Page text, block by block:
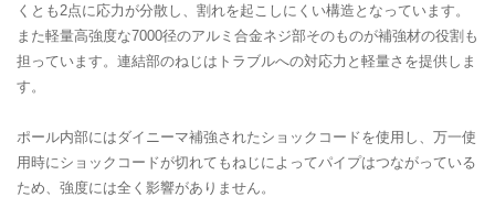
くとも2点に応力が分散し、割れを起こしにくい構造となっています。
また軽量高強度な7000径のアルミ合金ネジ部そのものが補強材の役割も
担っています。連結部のねじはトラブルへの対応力と軽量さを提供しま
す。
ポール内部にはダイニーマ補強されたショックコードを使用し、万一使
用時にショックコードが切れてもねじによってパイプはつながっている
ため、強度には全く影響がありません。